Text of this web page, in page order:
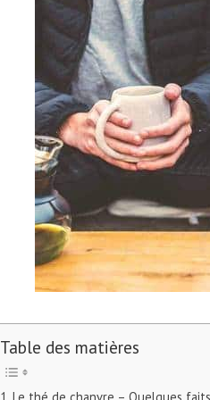
Table des matières
Le thé de chanvre – Quelques faits